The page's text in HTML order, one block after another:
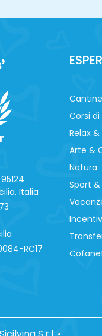
Italia
RC17
Corsi
Relax
Arte &
Natura
Sport